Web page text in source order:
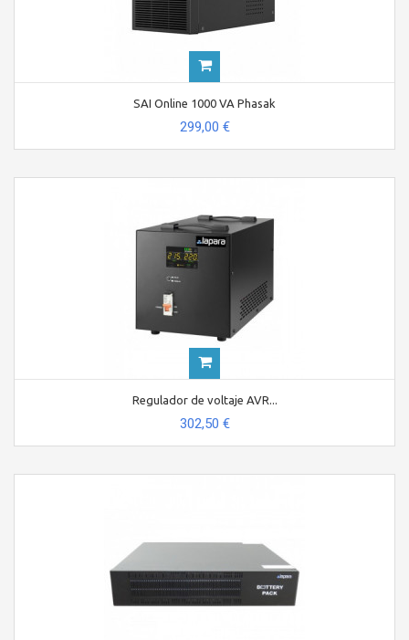
SAI Online 1000 VA Phasak
299,00 €
Regulador de voltaje AVR...
302,50 €